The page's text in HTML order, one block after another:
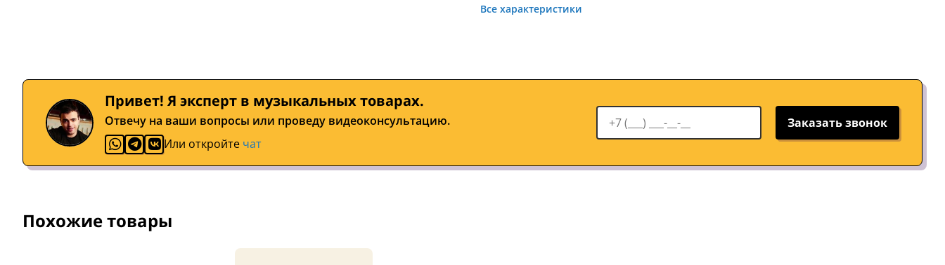
Все характеристики
Привет! Я эксперт в музыкальных товарах.
Отвечу на ваши вопросы или проведу видеоконсультацию.
Или откройте чат
Заказать звонок
Похожие товары